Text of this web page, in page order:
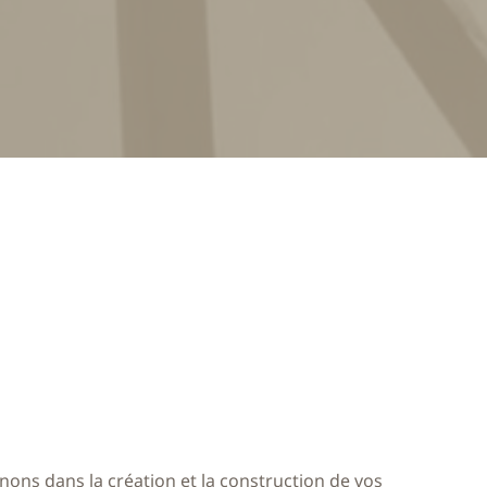
dans la création et la construction de vos